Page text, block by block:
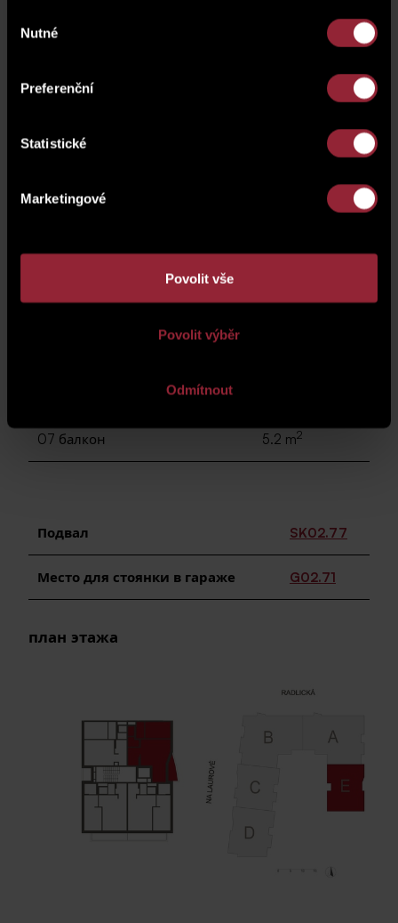
souhlasu
Nutné
Preferenční
Statistické
Marketingové
Povolit vše
Povolit výběr
Odmítnout
02 Прихожая туалет 2
03 Туалет
06 Гостиная + кухня 29.5 m
Перегородки, колонны и шахты 4.2 m2
07 балкон 5.2 m2
Подвал SK02.77
Место для стоянки в гараже G02.71
план этажа